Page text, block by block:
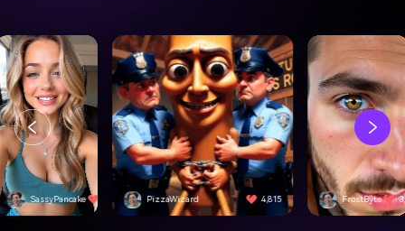
4,815 FrostByte 3,092 SwiftEdge